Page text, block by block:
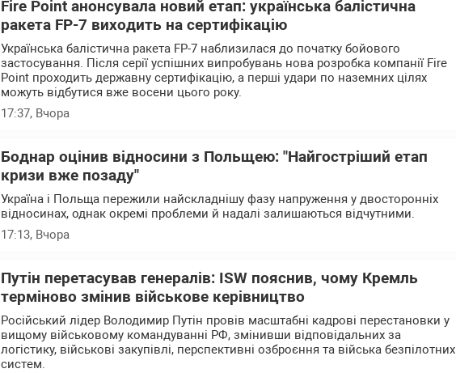
Fire Point анонсувала новий етап: українська балістична
ракета FP-7 виходить на сертифікацію
Українська балістична ракета FP-7 наблизилася до початку бойового
застосування. Після серії успішних випробувань нова розробка компанії Fire
Point проходить державну сертифікацію, а перші удари по наземних цілях
можуть відбутися вже восени цього року.
17:37, Вчора
Боднар оцінив відносини з Польщею: "Найгостріший етап
кризи вже позаду"
Україна і Польща пережили найскладнішу фазу напруження у двосторонніх
відносинах, однак окремі проблеми й надалі залишаються відчутними.
17:13, Вчора
Путін перетасував генералів: ISW пояснив, чому Кремль
терміново змінив військове керівництво
Російський лідер Володимир Путін провів масштабні кадрові перестановки у
вищому військовому командуванні РФ, змінивши відповідальних за
логістику, військові закупівлі, перспективні озброєння та війська безпілотних
систем.